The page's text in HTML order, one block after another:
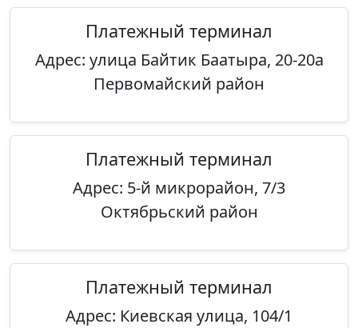
Платежный терминал
Адрес: улица Байтик Баатыра, 20-20а
Первомайский район
Платежный терминал
Адрес: 5-й микрорайон, 7/3
Октябрьский район
Платежный терминал
Адрес: Киевская улица, 104/1